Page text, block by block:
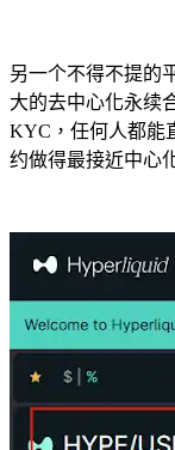
另一个不得不提的
大的去中心化永续
KYC，任何人都能
约做得最接近中心